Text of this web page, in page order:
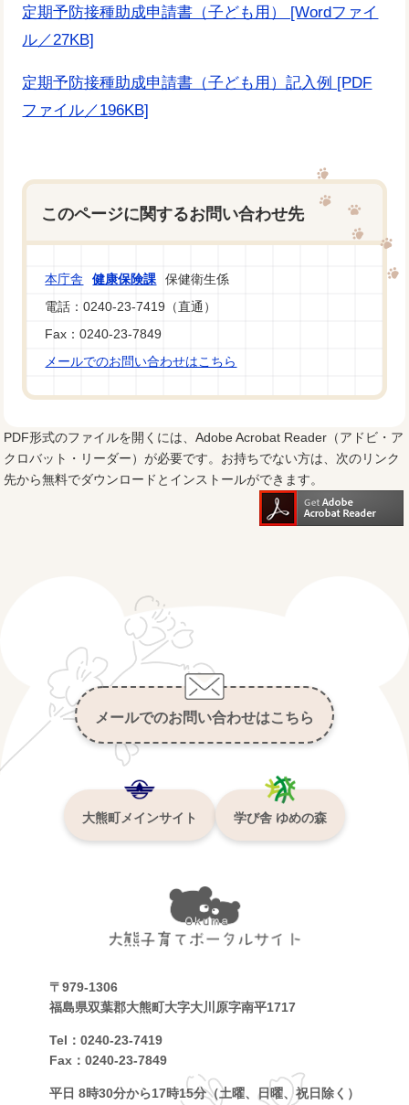
定期予防接種助成申請書（子ども用） [Wordファイ
ル／27KB]
定期予防接種助成申請書（子ども用）記入例 [PDF
ファイル／196KB]
このページに関するお問い合わせ先
本庁舎 健康保険課
保健衛生係
電話：0240-23-7419（直通）
Fax：0240-23-7849
メールでのお問い合わせはこちら
PDF形式のファイルを開くには、Adobe Acrobat Reader（アドビ・ア
クロバット・リーダー）が必要です。お持ちでない方は、次のリンク
先から無料でダウンロードとインストールができます。
メールでのお問い合わせはこちら
大熊町メインサイト 学び舎 ゆめの森
〒979-1306
福島県双葉郡大熊町大字大川原字南平1717
Tel：0240-23-7419
Fax：0240-23-7849
平日 8時30分から17時15分（土曜、日曜、祝日除く）